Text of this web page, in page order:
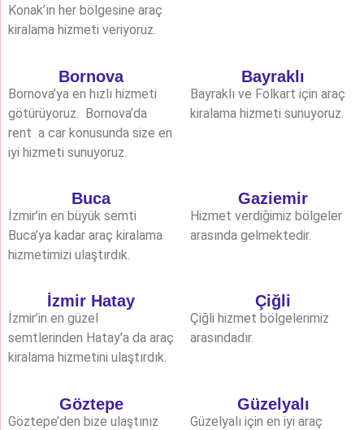
Konak’ın her bölgesine araç
kiralama hizmeti veriyoruz.
Bornova
Bornova’ya en hızlı hizmeti
götürüyoruz. Bornova’da
rent a car konusunda size en
iyi hizmeti sunuyoruz.
Bayraklı
Bayraklı ve Folkart için araç
kiralama hizmeti sunuyoruz.
Buca
İzmir’in en büyük semti
Buca’ya kadar araç kiralama
hizmetimizi ulaştırdık.
Gaziemir
Hizmet verdiğimiz bölgeler
arasında gelmektedir.
İzmir Hatay
İzmir’in en güzel
semtlerinden Hatay’a da araç
kiralama hizmetini ulaştırdık.
Çiğli
Çiğli hizmet bölgelerimiz
arasındadır.
Göztepe
Göztepe’den bize ulaştınız
Güzelyalı
Güzelyalı için en iyi araç